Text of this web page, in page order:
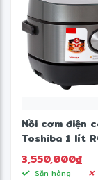
Nồi cơm điện
Toshiba 1 lít
10IP1PV
3,550,000đ
Sẵn hàng